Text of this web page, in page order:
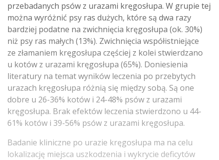
przebadanych psów z urazami kręgosłupa. W grupie tej
można wyróżnić psy ras dużych, które są dwa razy
bardziej podatne na zwichnięcia kręgosłupa (ok. 30%)
niż psy ras małych (13%). Zwichnięcia współistniejące
ze złamaniem kręgosłupa częściej z kolei stwierdzano
u kotów z urazami kręgosłupa (65%). Doniesienia
literatury na temat wyników leczenia po przebytych
urazach kręgosłupa różnią się między sobą. Są one
dobre u 26-36% kotów i 24-48% psów z urazami
kręgosłupa. Brak efektów leczenia stwierdzono u 44-
61% kotów i 39-56% psów z urazami kręgosłupa.
Badanie kliniczne po urazie kręgosłupa ma na celu
lokalizację miejsca uszkodzenia i wykrycie deficytów